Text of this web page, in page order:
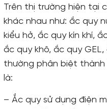
Trên thị trường hiện tại
khác nhau như: ắc quy
kiểu hở, ắc quy kín khí,
ắc quy khô, ắc quy
thường phân biệt
là:
– Ắc quy sử dụng điện